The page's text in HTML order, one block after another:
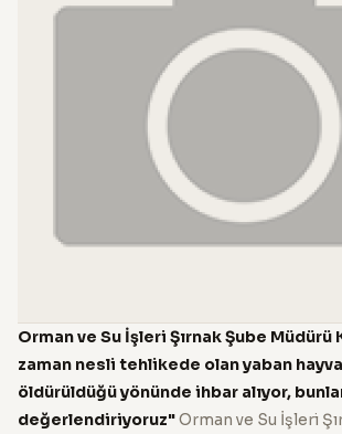
Orman ve Su İşleri Şırnak Şube Müdürü
zaman nesli tehlikede olan yaban
öldürüldüğü yönünde ihbar alıyor,
değerlendiriyoruz"Orman ve Su İşleri